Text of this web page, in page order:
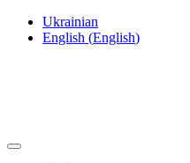
Ukrainian
English (English)